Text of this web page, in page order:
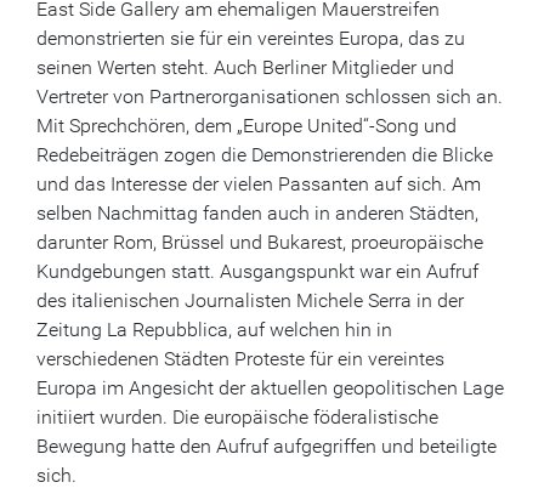
East Side Gallery am ehemaligen Mauerstreifen
demonstrierten sie für ein vereintes Europa, das zu
seinen Werten steht. Auch Berliner Mitglieder und
Vertreter von Partnerorganisationen schlossen sich an.
Mit Sprechchören, dem „Europe United“-Song und
Redebeiträgen zogen die Demonstrierenden die Blicke
und das Interesse der vielen Passanten auf sich. Am
selben Nachmittag fanden auch in anderen Städten,
darunter Rom, Brüssel und Bukarest, proeuropäische
Kundgebungen statt. Ausgangspunkt war ein Aufruf
des italienischen Journalisten Michele Serra in der
Zeitung La Repubblica, auf welchen hin in
verschiedenen Städten Proteste für ein vereintes
Europa im Angesicht der aktuellen geopolitischen Lage
initiiert wurden. Die europäische föderalistische
Bewegung hatte den Aufruf aufgegriffen und beteiligte
sich.